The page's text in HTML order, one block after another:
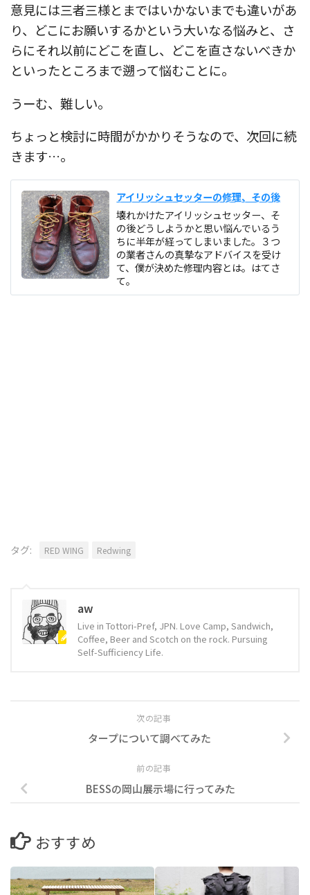
意見には三者三様とまではいかないまでも違いがあ
り、どこにお願いするかという大いなる悩みと、さ
らにそれ以前にどこを直し、どこを直さないべきか
といったところまで遡って悩むことに。
うーむ、難しい。
ちょっと検討に時間がかかりそうなので、次回に続
きます…。
アイリッシュセッターの修理、その後
壊れかけたアイリッシュセッター、そ
の後どうしようかと思い悩んでいるう
ちに半年が経ってしまいました。３つ
の業者さんの真摯なアドバイスを受け
て、僕が決めた修理内容とは。はてさ
て。
タグ: RED WING Redwing
aw
Live in Tottori-Pref, JPN. Love Camp, Sandwich,
Coffee, Beer and Scotch on the rock. Pursuing
Self-Sufficiency Life.
次の記事
タープについて調べてみた
前の記事
BESSの岡山展示場に行ってみた
おすすめ